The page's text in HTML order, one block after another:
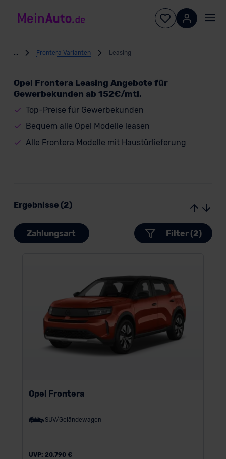
Frontera Varianten Leasing
Opel Frontera Leasing Angebote für
Gewerbekunden ab 152€/mtl.
Top-Preise für Gewerbekunden
Bequem alle Opel Modelle leasen
Alle Frontera Modelle mit Haustürlieferung
Ergebnisse (2)
Zahlungsart Filter (2)
Opel Frontera
SUV/Geländewagen
UVP: 20.790 €